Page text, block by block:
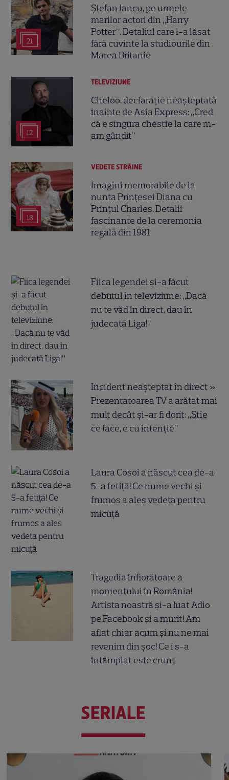
21
Ștefan Iancu, pe urmele
marilor actori din „Harry
Potter”. Detaliul care l-a lăsat
fără cuvinte la studiourile din
Marea Britanie
12
TELEVIZIUNE
Cheloo, declarație neașteptată
înainte de Asia Express: „Cred
că e singura chestie la care m-
am gândit”
18
VEDETE STRĂINE
Imagini memorabile de la
nunta Prințesei Diana cu
Prințul Charles. Detalii
fascinante de la ceremonia
regală din 1981
Fiica legendei și-a făcut
debutul în televiziune: „Dacă
nu te văd în direct, dau în
judecată Liga!”
Incident neașteptat în direct »
Prezentatoarea TV a arătat mai
mult decât și-ar fi dorit: „Știe
ce face, e cu intenție”
Laura Cosoi a născut cea de-a
5-a fetiță! Ce nume vechi și
frumos a ales vedeta pentru
micuță
Tragedia înfiorătoare a
momentului în România!
Artista noastră și-a luat Adio
pe Facebook și a murit! Am
aflat chiar acum și nu ne mai
revenim din șoc! Ce i s-a
întâmplat este crunt
SERIALE